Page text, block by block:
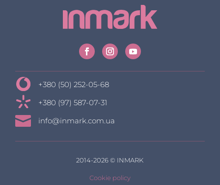
+380 (50) 252-05-68
+380 (97) 587-07-31
 info@inmark.com.ua
2014-2026 © INMARK
Cookie policy